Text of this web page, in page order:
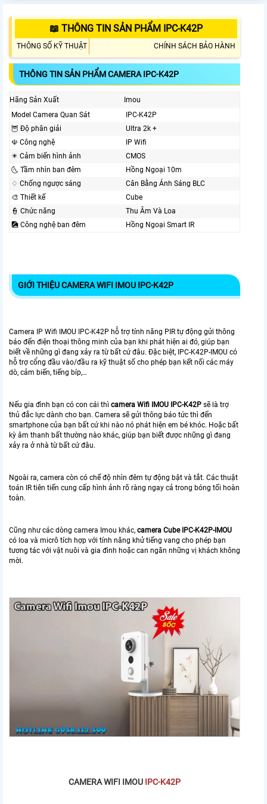
📖 THÔNG TIN SẢN PHẨM IPC-K42P
THÔNG SỐ KỸ THUẬT CHÍNH SÁCH BẢO HÀNH
THÔNG TIN SẢN PHẨM CAMERA IPC-K42P
Hãng Sản Xuất
Imou
Model Camera Quan Sát
IPC-K42P
🦉 Độ phân giải
Ultra 2k +
☫ Công nghệ
IP Wifi
✴️ Cảm biến hình ảnh
CMOS
🌜 Tầm nhìn ban đêm
Hồng Ngoại 10m
♢ Chống ngược sáng
Cân Bằng Ánh Sáng BLC
🎨 Thiết kế
Cube
👮 Chức năng
Thu Âm Và Loa
🎑 Công nghệ ban đêm
Hồng Ngoại Smart IR
GIỚI THIỆU CAMERA WIFI IMOU IPC-K42P
Camera IP Wifi IMOU IPC-K42P hỗ trợ tính năng PIR tự động gửi thông
báo đến điện thoại thông minh của bạn khi phát hiện ai đó, giúp bạn
biết về những gì đang xảy ra từ bất cứ đâu. Đặc biệt, IPC-K42P-IMOU có
hỗ trợ cổng đầu vào/đầu ra kỹ thuật số cho phép bạn kết nối các máy
dò, cảm biến, tiếng bíp,…
Nếu gia đình bạn có con cái thì camera Wifi IMOU IPC-K42P sẽ là trợ
thủ đắc lực dành cho bạn. Camera sẽ gửi thông báo tức thì đến
smartphone của bạn bất cứ khi nào nó phát hiện em bé khóc. Hoặc bất
kỳ âm thanh bất thường nào khác, giúp bạn biết được những gì đang
xảy ra ở nhà từ bất cứ đâu.
Ngoài ra, camera còn có chế độ nhìn đêm tự động bật và tắt. Các thuật
toán IR tiên tiến cung cấp hình ảnh rõ ràng ngay cả trong bóng tối hoàn
toàn.
Cũng như các dòng camera Imou khác, camera Cube IPC-K42P-IMOU
có loa và micrô tích hợp với tính năng khử tiếng vang cho phép bạn
tương tác với vật nuôi và gia đình hoặc can ngăn những vị khách không
mời.
CAMERA WIFI IMOU IPC-K42P